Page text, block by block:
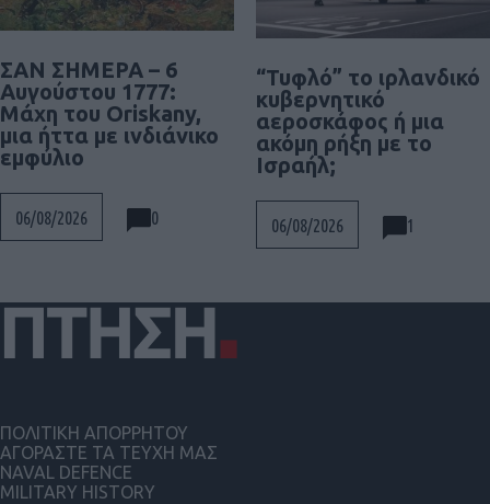
ΣΑΝ ΣΗΜΕΡΑ – 6
Αυγούστου 1777:
Μάχη του Oriskany,
μια ήττα με ινδιάνικο
εμφύλιο
06/08/2026 0
“Τυφλό” το ιρλανδικό
κυβερνητικό
αεροσκάφος ή μια
ακόμη ρήξη με το
Ισραήλ;
06/08/2026 1
ΠΟΛΙΤΙΚΗ ΑΠΟΡΡΗΤΟΥ
ΑΓΟΡΑΣΤΕ ΤΑ ΤΕΥΧΗ ΜΑΣ
NAVAL DEFENCE
MILITARY HISTORY